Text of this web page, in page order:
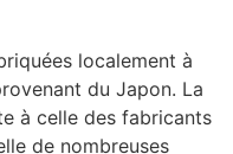
localement à
du Japon. La
à celle des fabricants
de nombreuses